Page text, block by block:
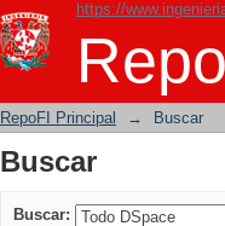
https://
Buscar
RepoFI Principal → Buscar
Buscar
Buscar: